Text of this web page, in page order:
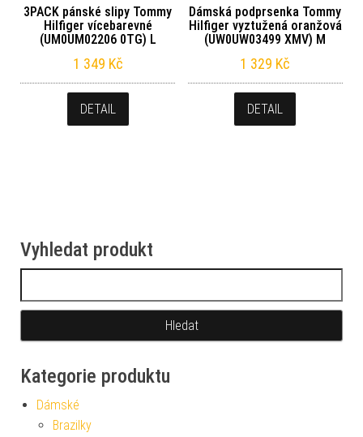
3PACK pánské slipy Tommy
Hilfiger vícebarevné
(UM0UM02206 0TG) L
1 349 Kč
DETAIL
Dámská podprsenka Tommy
Hilfiger vyztužená oranžová
(UW0UW03499 XMV) M
1 329 Kč
DETAIL
Vyhledat produkt
Kategorie produktu
Dámské
Brazilky